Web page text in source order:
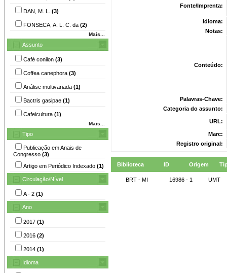
DAN, M. L. (3)
FONSECA, A. L. C. da (2)
Mais...
Assunto
Café conilon (3)
Coffea canephora (3)
Análise multivariada (1)
Bactris gasipae (1)
Cafeicultura (1)
Mais...
Tipo
Publicação em Anais de
Congresso (3)
Artigo em Periódico Indexado (1)
Circulação/Nível
A - 2 (1)
Ano
2017 (1)
2016 (2)
2014 (1)
Idioma
Fonte/Imprenta:
Idioma:
Notas:
Conteúdo:
Palavras-Chave:
Categoria do assunto:
URL:
Marc:
Registro original:
Biblioteca ID Origem
BRT - MI 16986 - 1 UMT